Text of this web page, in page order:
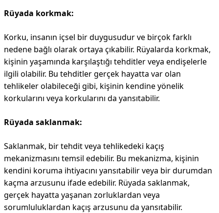
Rüyada korkmak:
Korku, insanın içsel bir duygusudur ve birçok farklı
nedene bağlı olarak ortaya çıkabilir. Rüyalarda korkmak,
kişinin yaşamında karşılaştığı tehditler veya endişelerle
ilgili olabilir. Bu tehditler gerçek hayatta var olan
tehlikeler olabileceği gibi, kişinin kendine yönelik
korkularını veya korkularını da yansıtabilir.
Rüyada saklanmak:
Saklanmak, bir tehdit veya tehlikedeki kaçış
mekanizmasını temsil edebilir. Bu mekanizma, kişinin
kendini koruma ihtiyacını yansıtabilir veya bir durumdan
kaçma arzusunu ifade edebilir. Rüyada saklanmak,
gerçek hayatta yaşanan zorluklardan veya
sorumluluklardan kaçış arzusunu da yansıtabilir.